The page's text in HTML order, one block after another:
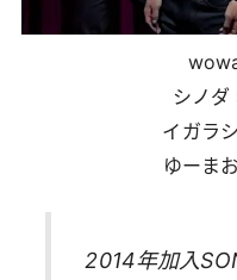
シノダ
イガラ
ゆーま
2014年加入